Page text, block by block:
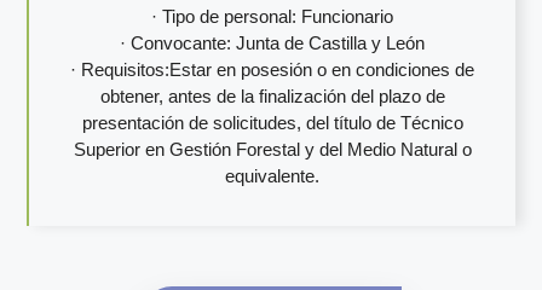
· Tipo de personal: Funcionario
· Convocante: Junta de Castilla y León
· Requisitos:Estar en posesión o en condiciones de
obtener, antes de la finalización del plazo de
presentación de solicitudes, del título de Técnico
Superior en Gestión Forestal y del Medio Natural o
equivalente.